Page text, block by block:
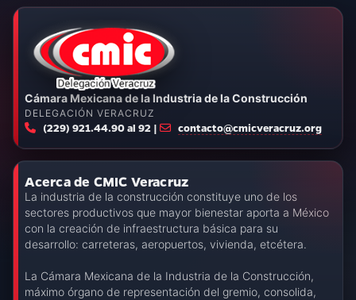
Cámara Mexicana de la Industria de la Construcción
DELEGACIÓN VERACRUZ
(229) 921.44.90 al 92 | contacto@cmicveracruz.org
Acerca de CMIC Veracruz
La industria de la construcción constituye uno de los
sectores productivos que mayor bienestar aporta a México
con la creación de infraestructura básica para su
desarrollo: carreteras, aeropuertos, vivienda, etcétera.
La Cámara Mexicana de la Industria de la Construcción,
máximo órgano de representación del gremio, consolida,